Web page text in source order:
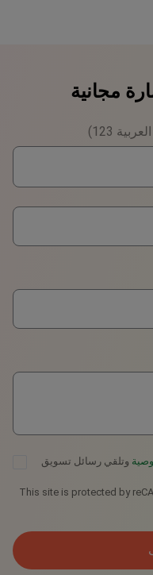
مجانية
123)
وتلقي رسائل تسويق
This site is protected by